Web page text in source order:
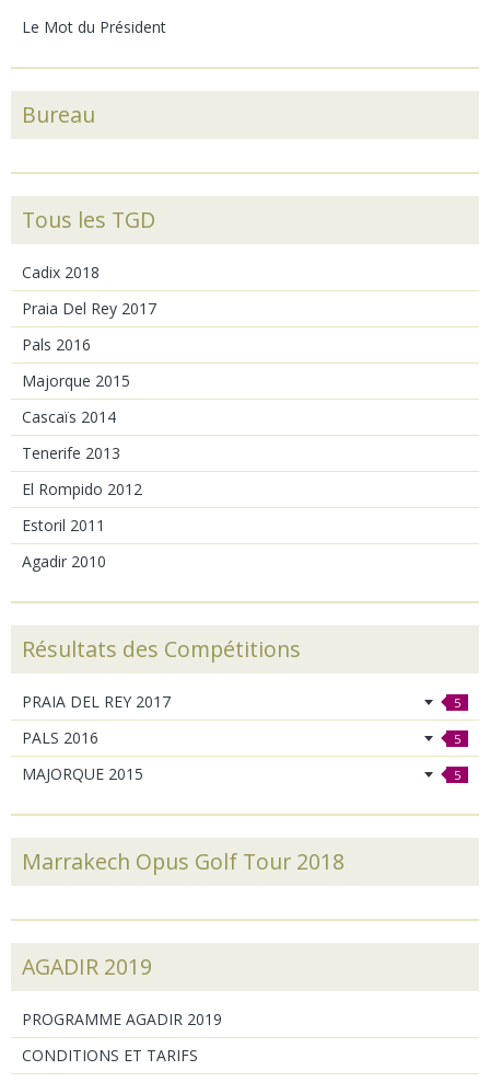
Le Mot du Président
Bureau
Tous les TGD
Cadix 2018
Praia Del Rey 2017
Pals 2016
Majorque 2015
Cascaïs 2014
Tenerife 2013
El Rompido 2012
Estoril 2011
Agadir 2010
Résultats des Compétitions
PRAIA DEL REY 2017 5
PALS 2016 5
MAJORQUE 2015 5
Marrakech Opus Golf Tour 2018
AGADIR 2019
PROGRAMME AGADIR 2019
CONDITIONS ET TARIFS